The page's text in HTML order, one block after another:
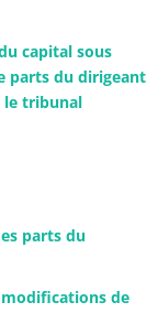
capital sous
parts du dirigeant
le tribunal
parts du
de